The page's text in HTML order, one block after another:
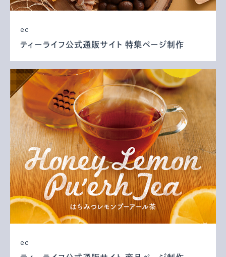
ec
ティーライフ公式通販サイト 特集ページ制作
ec